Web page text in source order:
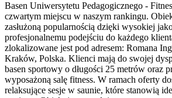
Basen Uniwersytetu Pedagogicznego -
czwartym miejscu w naszym rankingu.
zasłużoną popularnością dzięki wysokiej
profesjonalnemu podejściu do każdego
zlokalizowane jest pod adresem: Romana
Kraków, Polska. Klienci mają do swojej
basen sportowy o długości 25 metrów oraz
wyposażoną salę fitness. W ramach oferty
relaksujące sesje w saunie, które stanowią